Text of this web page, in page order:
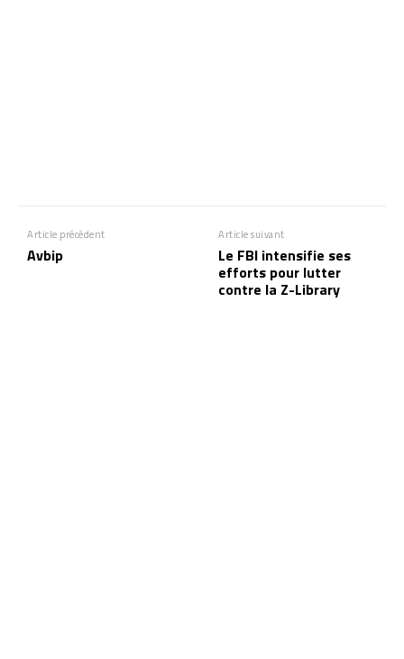
Article précédent
Avbip
Article suivant
Le FBI intensifie ses
efforts pour lutter
contre la Z-Library